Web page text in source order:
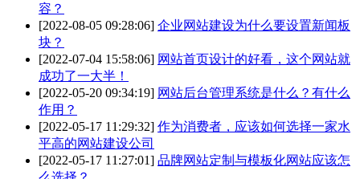
容？
[2022-08-05 09:28:06] 企业网站建设为什么要设置新闻板
块？
[2022-07-04 15:58:06] 网站首页设计的好看，这个网站就
成功了一大半！
[2022-05-20 09:34:19] 网站后台管理系统是什么？有什么
作用？
[2022-05-17 11:29:32] 作为消费者，应该如何选择一家水
平高的网站建设公司
[2022-05-17 11:27:01] 品牌网站定制与模板化网站应该怎